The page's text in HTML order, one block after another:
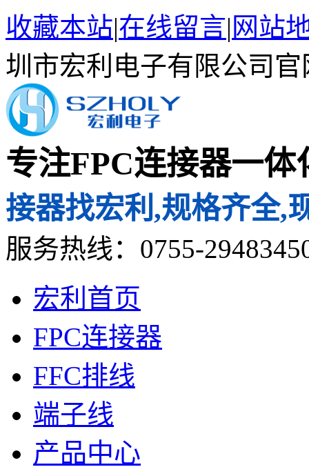
收藏本站|在线留言| 网站
圳市宏利电子有限公司官
专注FPC连接器一
接器找宏利,规格齐全,
服务热线：0755-
宏利首页
FPC连接器
FFC排线
端子线
产品中心